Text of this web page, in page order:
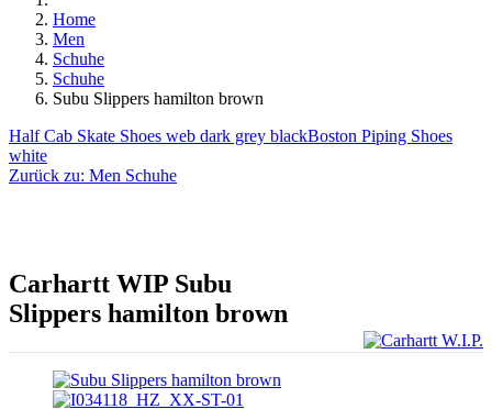
Home
Men
Schuhe
Schuhe
Subu Slippers hamilton brown
Half Cab Skate Shoes web dark grey blackBoston Piping Shoes
white
Zurück zu: Men Schuhe
Carhartt WIP Subu
Slippers hamilton brown